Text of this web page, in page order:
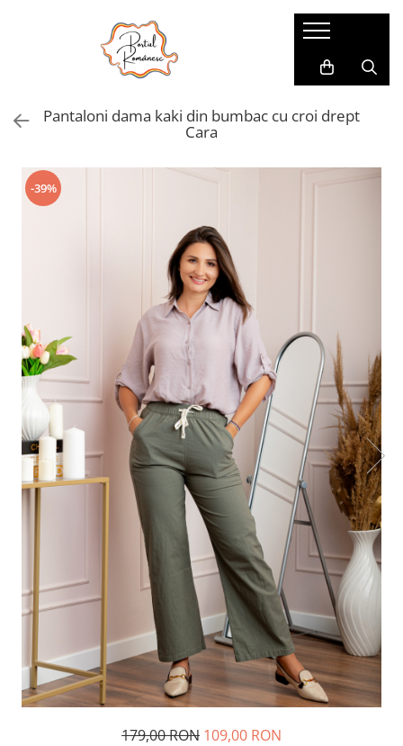
Pijamale Dama Marimi Mari
Pijamale Baieti
Pijamale Fetite
Imbracaminte copii
Imbracaminte Baieti
Pantaloni dama kaki din bumbac cu croi drept
Cara
-39%
179,00 RON 109,00 RON